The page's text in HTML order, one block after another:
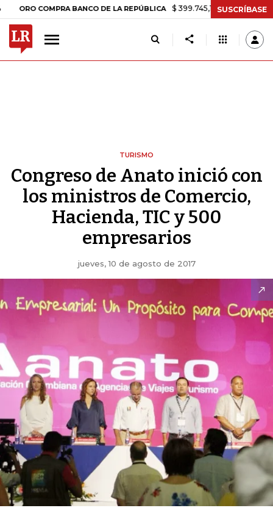
COMPRA BANCO DE LA REPÚBLICA $ 399.745,16 +$ 2.295,71 +0,58%
SUSCRÍBASE
TURISMO
Congreso de Anato inició con
los ministros de Comercio,
Hacienda, TIC y 500
empresarios
jueves, 10 de agosto de 2017